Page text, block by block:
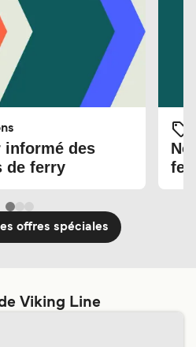
informé des
de ferry
offres spéciales
Viking Line